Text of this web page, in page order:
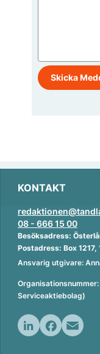
KONTAKT
08 - 666 15 00
Besöksadress:
Postadress: Box 1217,
Ansvarig utgivare:
Serviceaktiebolag)